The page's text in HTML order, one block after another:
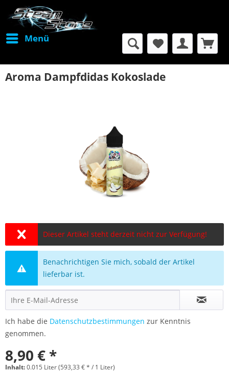
Menü
Aroma Dampfdidas Kokoslade
Dieser Artikel steht derzeit nicht zur Verfügung!
Benachrichtigen Sie mich, sobald der Artikel
lieferbar ist.
Ich habe die Datenschutzbestimmungen zur Kenntnis
genommen.
8,90 € *
Inhalt:0.015 Liter (593,33 € * / 1 Liter)